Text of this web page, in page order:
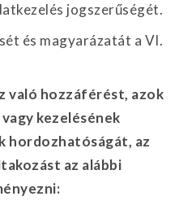
jogszerűségét.
és magyarázatát a VI.
való hozzáférést, azok
kezelésének
hordozhatóságát, az
az alábbi